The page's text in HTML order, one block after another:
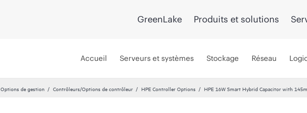
GreenLake Produits et solutions
Accueil Serveurs et systèmes Stockage Réseau
Options de gestion Contrôleurs/Options de contrôleur HPE Controller Options HPE 16W Smart Hybrid Capacitor with